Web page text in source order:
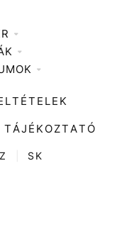
TÁJÉKOZTATÓ
SK